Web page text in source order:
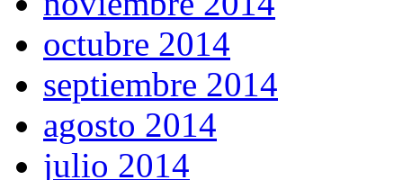
octubre 2014
septiembre 2014
agosto 2014
julio 2014